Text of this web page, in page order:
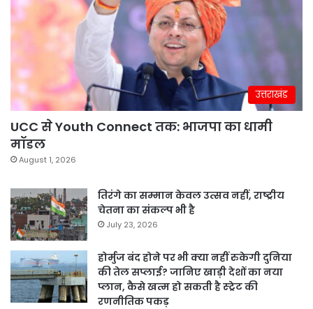
उत्तराखंड
UCC से Youth Connect तक: भाजपा का धामी
मॉडल
August 1, 2026
तिरंगे का सम्मान केवल उत्सव नहीं, राष्ट्रीय
चेतना का संकल्प भी है
July 23, 2026
होर्मुज बंद होने पर भी क्या नहीं रुकेगी दुनिया
की तेल सप्लाई? जानिए खाड़ी देशों का नया
प्लान, कैसे खत्म हो सकती है स्ट्रेट की
रणनीतिक पकड़